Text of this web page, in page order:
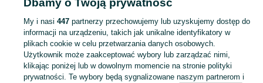
KATEGORIA
Sprzedaż preparatów dla kotów w Polsce ▶️ Suplementy, witaminy, pasty, leki i inne preparaty w atrakcyjnych cenach ☝ Sprawdź ogłoszenia i kup na OLX.pl! Zobacz
Dbamy o Twoją prywatność
My i nasi 447partnerzy przechowujemy lub uzyskujemy dostęp do
informacji na urządzeniu, takich jak unikalne identyfikatory w
plikach cookie w celu przetwarzania danych osobowych.
Użytkownik może zaakceptować wybory lub zarządzać nimi,
klikając poniżej lub w dowolnym momencie na stronie polityki
prywatności. Te wybory będą sygnalizowane naszym partnerom i